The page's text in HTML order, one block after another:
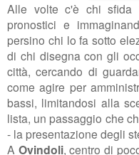
Alle volte c'è chi sfida
pronostici e
persino chi lo fa sotto
di chi disegna con gli
città, cercando di
come agire per
bassi, limitandosi alla
lista, un passaggio che
- la presentazione degli
A Ovindoli, centro di